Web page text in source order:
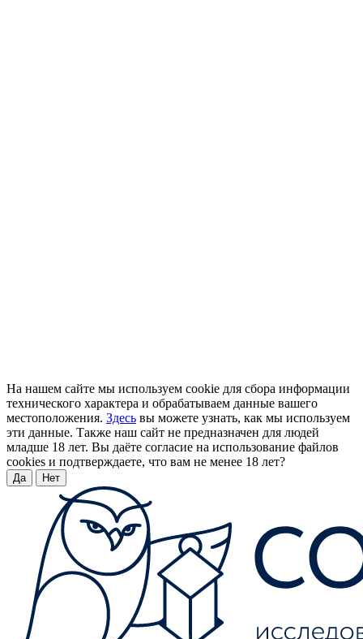
На нашем сайте мы используем cookie для сбора информации
технического характера и обрабатываем данные вашего
местоположения. Здесь вы можете узнать, как мы используем
эти данные. Также наш сайт не предназначен для людей
младше 18 лет. Вы даёте согласие на использование файлов
cookies и подтверждаете, что вам не менее 18 лет?
Да Нет